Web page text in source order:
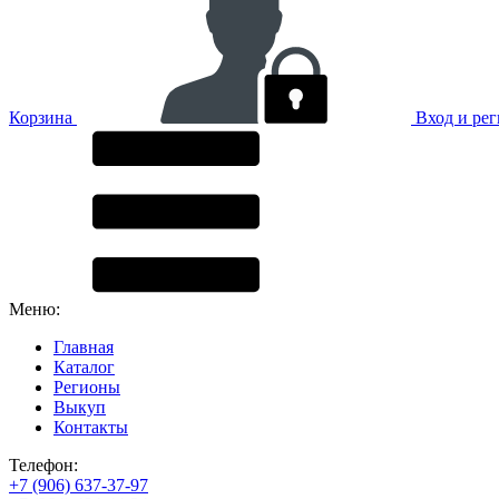
Корзина Вход и
Меню:
Главная
Каталог
Регионы
Выкуп
Контакты
Телефон:
+7 (906) 637-37-97